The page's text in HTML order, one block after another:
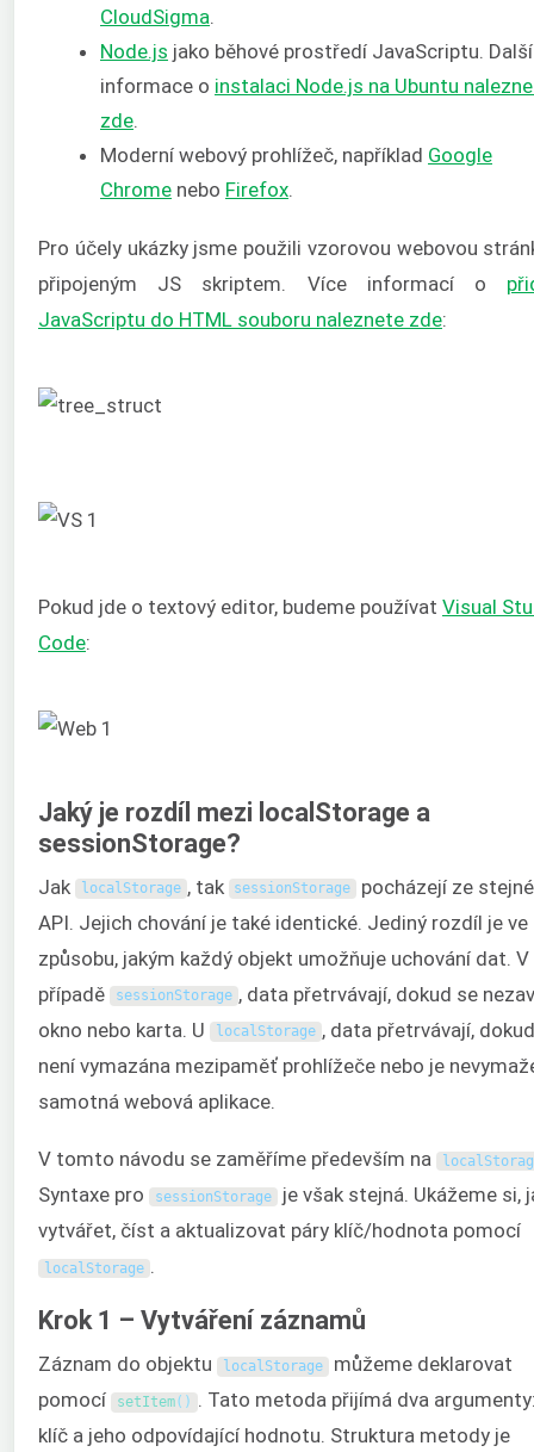
CloudSigma.
Node.js jako běhové prostředí JavaScriptu. Další
informace o instalaci Node.js na Ubuntu
zde.
Moderní webový prohlížeč, například Google
Chrome nebo Firefox.
Pro účely ukázky jsme použili vzorovou webovou
připojeným JS skriptem. Více informací o
JavaScriptu do HTML souboru naleznete zde:
Pokud jde o textový editor, budeme používat Visual
Code:
Jaký je rozdíl mezi localStorage a
sessionStorage?
Jak localStorage , tak sessionStorage
pocházejí ze
API. Jejich chování je také identické. Jediný rozdíl je ve
způsobu, jakým každý objekt umožňuje uchování dat. V
případě
sessionStorage , data přetrvávají, dokud se
okno nebo karta. U
localStorage , data přetrvávají, dokud
není vymazána mezipaměť prohlížeče nebo je
samotná webová aplikace.
V tomto návodu se zaměříme především na
Syntaxe pro sessionStorage je však stejná. Ukážeme si,
vytvářet, číst a aktualizovat páry klíč/hodnota pomocí
localStorage .
Krok 1 – Vytváření záznamů
Záznam do objektu localStorage můžeme deklarovat
pomocí
setItem( ) . Tato metoda přijímá dva
klíč a jeho odpovídající hodnotu. Struktura metody je